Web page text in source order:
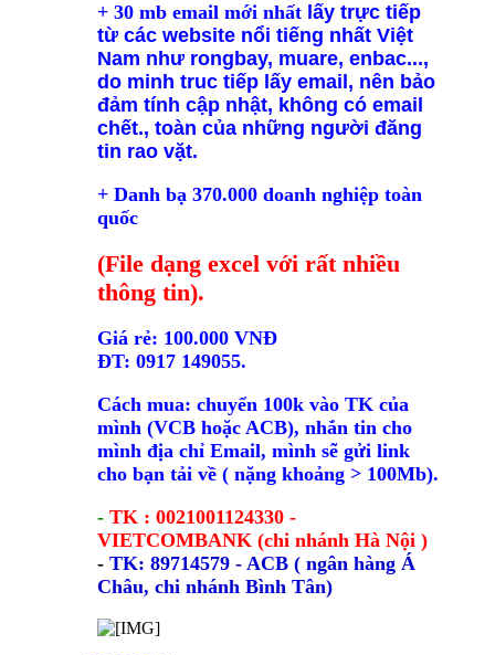
+ 30 mb email mới nhất lấy trực tiếp
từ các website nổi tiếng nhất Việt
Nam như rongbay, muare, enbac...,
do minh truc tiếp lấy email, nên bảo
đảm tính cập nhật, không có email
chết., toàn của những người đăng
tin rao vặt.
+ Danh bạ 370.000 doanh nghiệp toàn
quốc
(File dạng excel với rất nhiều
thông tin).
Giá rẻ: 100.000 VNĐ
ĐT: 0917 149055.
Cách mua: chuyển 100k vào TK của
mình (VCB hoặc ACB), nhắn tin cho
mình địa chỉ Email, mình sẽ gửi link
cho bạn tải về ( nặng khoảng > 100Mb).
- TK : 0021001124330 -
VIETCOMBANK (chi nhánh Hà Nội )
- TK: 89714579 - ACB ( ngân hàng Á
Châu, chi nhánh Bình Tân)